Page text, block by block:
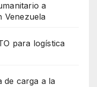
a
Venezuela
para logística
de carga a la